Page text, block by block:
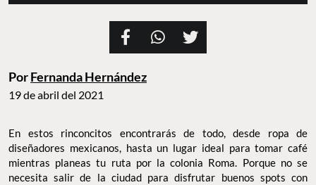
PorFernanda Hernández
19 de abril del 2021
En estos rinconcitos encontrarás de todo, desde ropa de
diseñadores mexicanos, hasta un lugar ideal para tomar café
mientras planeas tu ruta por la colonia Roma. Porque no se
necesita salir de la ciudad para disfrutar buenos spots con